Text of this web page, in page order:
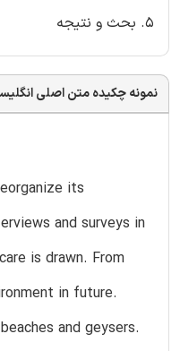
5. بحث و نتیجه
نمونه چکیده متن اصلی
its
and surveys in
is drawn. From
in future.
and geysers.